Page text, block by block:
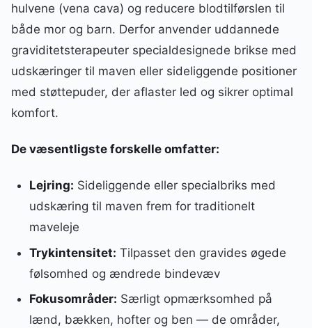
hulvene (vena cava) og reducere blodtilførslen til
både mor og barn. Derfor anvender uddannede
graviditetsterapeuter specialdesignede brikse med
udskæringer til maven eller sideliggende positioner
med støttepuder, der aflaster led og sikrer optimal
komfort.
De væsentligste forskelle omfatter:
Lejring: Sideliggende eller specialbriks med
udskæring til maven frem for traditionelt
maveleje
Trykintensitet: Tilpasset den gravides øgede
følsomhed og ændrede bindevæv
Fokusområder: Særligt opmærksomhed på
lænd, bækken, hofter og ben — de områder,